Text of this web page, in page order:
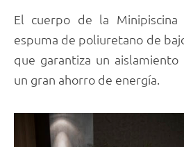
El cuerpo de la Minipiscina
espuma de poliuretano de
que garantiza un
un gran ahorro de energía.